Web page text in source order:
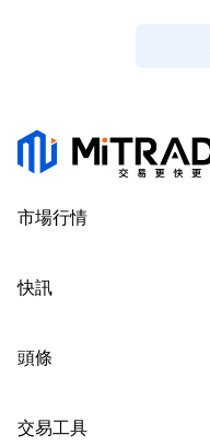
市場行情
快訊
頭條
交易工具